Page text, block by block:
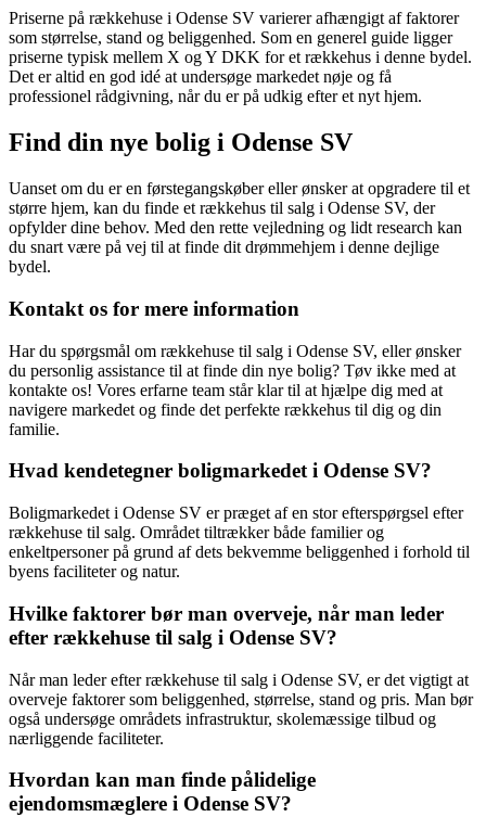
Priserne på rækkehuse i Odense SV varierer afhængigt af faktorer
som størrelse, stand og beliggenhed. Som en generel guide ligger
priserne typisk mellem X og Y DKK for et rækkehus i denne bydel.
Det er altid en god idé at undersøge markedet nøje og få
professionel rådgivning, når du er på udkig efter et nyt hjem.
Find din nye bolig i Odense SV
Uanset om du er en førstegangskøber eller ønsker at opgradere til et
større hjem, kan du finde et rækkehus til salg i Odense SV, der
opfylder dine behov. Med den rette vejledning og lidt research kan
du snart være på vej til at finde dit drømmehjem i denne dejlige
bydel.
Kontakt os for mere information
Har du spørgsmål om rækkehuse til salg i Odense SV, eller ønsker
du personlig assistance til at finde din nye bolig? Tøv ikke med at
kontakte os! Vores erfarne team står klar til at hjælpe dig med at
navigere markedet og finde det perfekte rækkehus til dig og din
familie.
Hvad kendetegner boligmarkedet i Odense SV?
Boligmarkedet i Odense SV er præget af en stor efterspørgsel efter
rækkehuse til salg. Området tiltrækker både familier og
enkeltpersoner på grund af dets bekvemme beliggenhed i forhold til
byens faciliteter og natur.
Hvilke faktorer bør man overveje, når man leder
efter rækkehuse til salg i Odense SV?
Når man leder efter rækkehuse til salg i Odense SV, er det vigtigt at
overveje faktorer som beliggenhed, størrelse, stand og pris. Man bør
også undersøge områdets infrastruktur, skolemæssige tilbud og
nærliggende faciliteter.
Hvordan kan man finde pålidelige
ejendomsmæglere i Odense SV?